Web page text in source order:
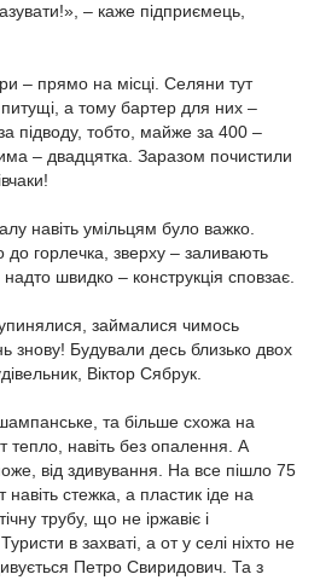
– каже підприємець,
– прямо на місці. Селяни тут
питущі, а тому бартер для них –
підводу, тобто, майже за 400 –
– двадцятка. Заразом почистили
навіть умільцям було важко.
до горлечка, зверху – заливають
швидко – конструкція сповзає.
займалися чимось
знову! Будували десь близько двох
Віктор Сябрук.
та більше схожа на
тепло, навіть без опалення. А
від здивування. На все пішло 75
стежка, а пластик іде на
трубу, що не іржавіє і
в захваті, а от у селі ніхто не
Петро Свиридович. Та з